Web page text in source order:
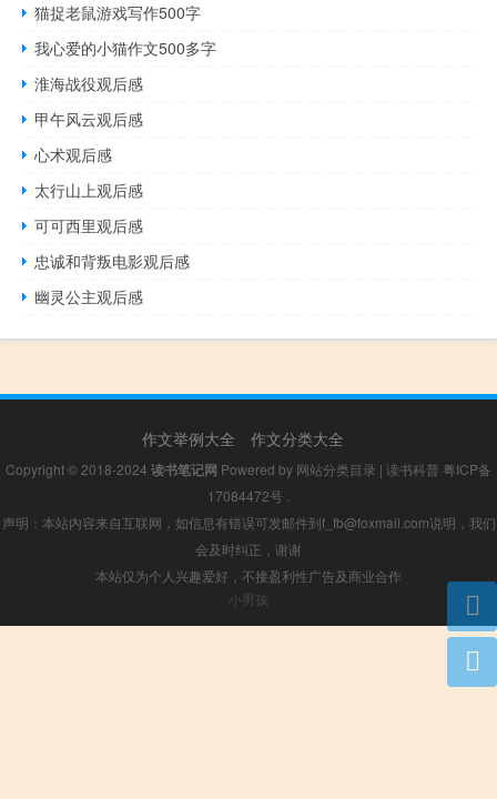
猫捉老鼠游戏写作500字
我心爱的小猫作文500多字
淮海战役观后感
甲午风云观后感
心术观后感
太行山上观后感
可可西里观后感
忠诚和背叛电影观后感
幽灵公主观后感
作文举例大全 作文分类大全
Copyright © 2018-2024 读书笔记网 Powered by 网站分类目录 | 读书科普 粤ICP备
17084472号
声明：本站内容来自互联网，如信息有错误可发邮件到f_fb@foxmail.com说明，我们
会及时纠正，谢谢
本站仅为个人兴趣爱好，不接盈利性广告及商业合作
小男孩